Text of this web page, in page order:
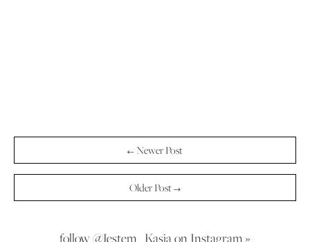
← Newer Post
Older Post →
follow @Jestem_Kasia on Instagram »